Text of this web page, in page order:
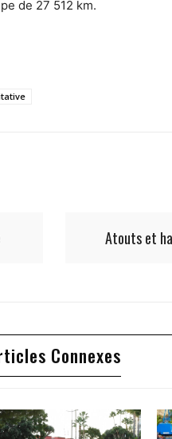
de 27 512 km.
Atouts et
Connexes